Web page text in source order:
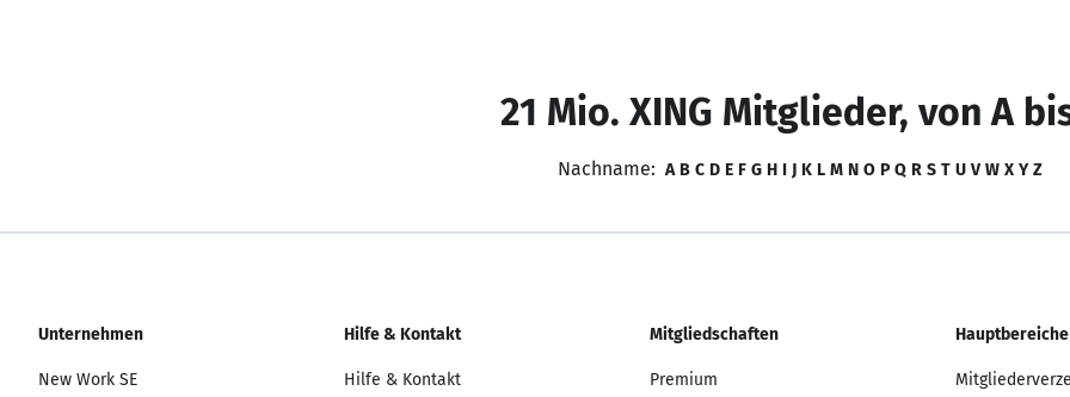
21 Mio. XING Mitglieder, von A
Nachname: A B C D E F G H I J K L M N O P Q R S T U V W X Y Z
Unternehmen
New Work SE
Hilfe & Kontakt
Hilfe & Kontakt
Mitgliedschaften
Premium
Hauptbereiche